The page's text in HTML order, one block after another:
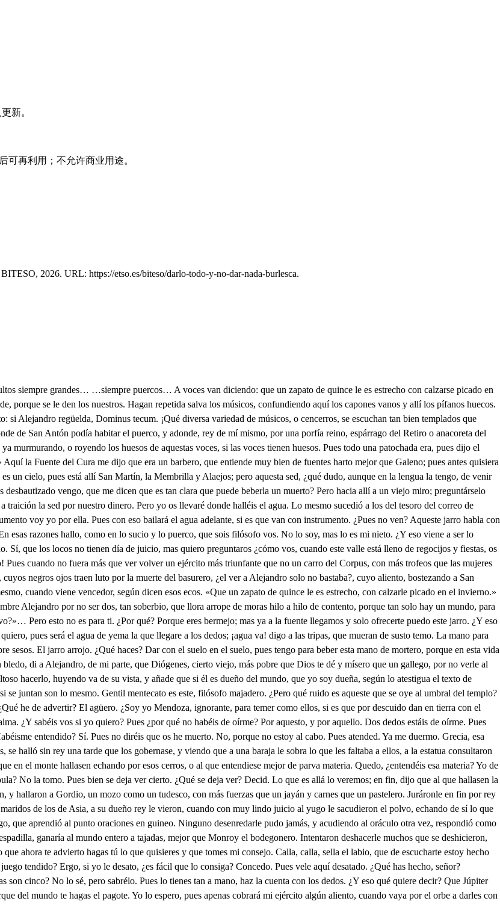
新。
可再利用；不允许商业用途。
BITESO, 2026. URL: https://etso.es/biteso/darlo-todo-y-no-dar-nada-burlesca.
sesos. El jarro arrojo. ¿Qué haces? Dar con el suelo en el suelo, pues tengo para beber esta mano de mortero, porque en esta vida nada ha de haber de más, ni menos. Y porque veas que no se me da del mundo un bledo, di a Alejandro, de mi parte, que Diógenes, cierto viejo, más pobre que Dios te dé y mísero que un gallego, por no verle al tiempo que viene atravesando el Templo de Gordio, que siendo bizco no es dificultoso hacerlo, huyendo va de su vista, y añade que si él es dueño del mundo, que yo soy dueña, según lo atestigua el texto de feminis, y ungis, que… ¿Y qué quiere decir esto? Que las hembras y los machos, si se juntan son lo mesmo. Gentil mentecato es este, filósofo majadero. ¿Pero qué ruido es aqueste que se oye al umbral del templo? Sin duda que las vestales vírgenes se están rompiendo a porrazos. Oye, advierte. ¿Qué he de advertir? El agüero. ¿Soy yo Mendoza, ignorante, para temer como ellos, si es que por descuido dan en tierra con el salero? Pues oiga tu Majestad dos palabras en secreto, y después, su alma en su palma. ¿Y sabéis vos si yo quiero? Pues ¿por qué no habéis de oírme? Por aquesto, y por aquello. Dos dedos estáis de oírme. Pues dicid, si no está lejos, pero no me canséis mucho. Yo siempre despacho presto. ¿Habéisme entendido? Sí. Pues no diréis que os he muerto. No, porque no estoy al cabo. Pues atended. Ya me duermo. Grecia, esa parte del Asia, cuyo dilatado imperio abastece generosa de pez griega a los boteros, se halló sin rey una tarde que los gobernase, y viendo que a una baraja le sobra lo que les faltaba a ellos, a la estatua consultaron de Júpiter, que es un leño, y ella por boca de ganso dijo diesen el gobierno aquel que en el monte hallasen echando por esos cerros, o al que entendiese mejor de parva materia. Quedo, ¿entendéis esa materia? Yo de filis nada entiendo. ¿Sabéis si quiebra el ayuno almorzar veïnte huevos? ¿Tenéis bula? No la tomo. Pues bien se deja ver cierto. ¿Qué se deja ver? Decid. Lo que es allá lo veremos; en fin, dijo que al que hallasen la tierra dura rompiendo, que tendría dos novillos blancos en el yugo puestos. Fueron, y hallaron a Gordio, un mozo como un tudesco, con más fuerzas que un jayán y carnes que un pastelero. Juráronle en fin por rey con votos y con reniegos, pero apenas los novillos, que eran bravos como sendos maridos de los de Asia, a su dueño rey le vieron, cuando con muy lindo juicio al yugo le sacudieron el polvo, echando de sí lo que huele a casamiento, y rompiendo las coyundas dél, aqueste nudo hicieron, tan ciego, que aprendió al punto oraciones en guineo. Ninguno desenredarle pudo jamás, y acudiendo al oráculo otra vez, respondió como un becerro, que el que deshiciese el nudo, no solo del Asia, pero triunfando de la espadilla, ganaría al mundo entero a tajadas, mejor que Monroy el bodegonero. Intentaron deshacerle muchos que se deshicieron, con tanta desdicha, que murieron de puro viejos. Y así, por vida de tal, que en esto que ahora te advierto hagas tú lo que quisieres y que tomes mi consejo. Calla, calla, sella el labio, que de escucharte estoy hecho un vinagre: dice más, que el que deshiciese el ciego nudo, ¿ganaría al mundo con juego tendido? Ergo, si yo le desato, ¿es fácil que lo consiga? Concedo. Pues vele aquí desatado. ¿Qué has hecho, señor? Romperlo. No lo hiciera eso un tullido, que lo dije ¡vive el cielo! ¿Tú sabes cuantas son cinco? No lo sé, pero sabrélo. Pues lo tienes tan a mano, haz la cuenta con los dedos. ¿Y eso qué quiere decir? Que Júpiter quiera inmenso, que cumplas con su parroquia esta Cuaresma. ¿A qué efecto? Porque del mundo te hagas el pagote. Yo lo espero, pues apenas cobrará mi ejército algún aliento, cuando vaya por el orbe a darles con la de Rengo, pues todo para Alejandro es el mundo. Bueno es eso para un recado que traigo de un viejo. Oírle no quiero, que no me pago de chismes, aunque rabio por saberlo; pero ¿qué es lo que te dijo? ¡Lo que pregunta un bermejo! Dijo que no se le daba a él de tu poder un pelo. Aquese desprecio es calvo, cometido a mi respeto, y con un rey como yo es muy grande atrevimiento; haréle descomulgar al punto por el bureo. Que era más rico que tú dijo también. No lo creo. Es que hereda a Zamarrilla. ¿Quién es? Un esportillero, y que por no verte a ti, antojos, señor, se ha puesto. Eso viene a ser peor, mas no ha de valerle al viejo el olio, pues al toparnos, fuerza es que nos encontremos; llévame a su casa tú. No hagas, señor, tal exceso, que es indecencia en un rey visitar a nadie. Necio, diré que soy el Refugio, y que un socorro le llevo. ¡Ah, palabras de los reyes, que matáis con el regüeldo! Mas Efestión… ¿Es a mí? Con vos hablo, majadero; mas ¿qué hacéis con estas cartas? Ver si aquí el rey brujuleo. Mas vuestros pies a besar me dad. No es malo eso, yo no gusto que me roigan los zancajos. ¿Qué hay de nuevo? Que es la divina Rojana tuya, y de todo tu pueblo. Propiedad es muy galante ser generosa en extremo; mas decid, hombre del diablo, ¿yo casado? Ya está hecho. ¿Y cómo queda mi esposa? Muerta por verte la dejo. Hablaras para mañana, que ya al susto está perplejo. Tu retrato me ha pedido. Yo se le prometo en verso. No, señor, que estos te traigo, que están pintados en griego. Dad acá, que, aunque soy zurdo, un poquito desto entiendo; este no se me parece porque le falta el defecto deste ojo de besugo, que es lo mejor que yo tengo, y ninguno ha de mentir al rey, ni aun por el correo, y así lleva al hospital este retrato. ¿A qué efecto? Está muy malo. ¿Qué tiene? Lisonjas en el celebro. Para eso es el diaquilón. ¿Por qué? Resuelve en extremo. Pero este es mucho peor, y me holgara ser por cierto don Quijote de la Mancha, para deshacer el tuerto, que este pintor, cara, a cara me hace diciendo el defecto mío, y es gran desvergüenza hablar al rey descubierto; en castigo, este retrato, pónganle luego a cochero. ¿Por qué? Por desvergonzado m